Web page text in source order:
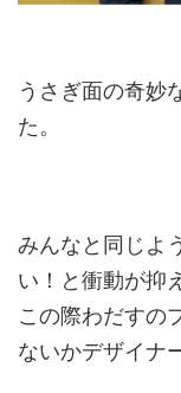
うさぎ面の奇妙
た。
みんなと同じよ
い！と衝動が抑
この際わだすの
ないかデザイナ